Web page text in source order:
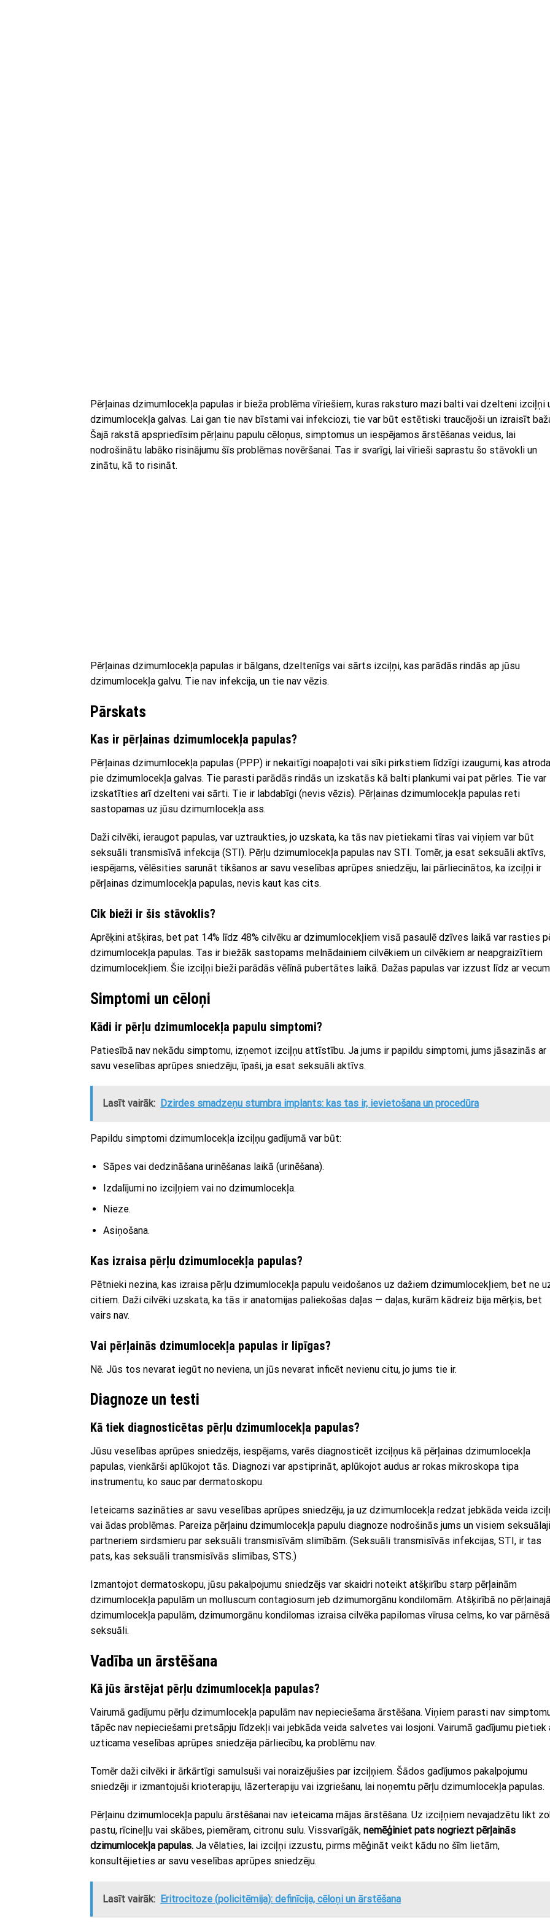
Pērļainas dzimumlocekļa papulas ir bieža problēma vīriešiem, kuras raksturo mazi balti vai dzelteni izciļņi
dzimumlocekļa galvas. Lai gan tie nav bīstami vai infekciozi, tie var būt estētiski traucējoši un izraisīt
Šajā rakstā apspriedīsim pērļainu papulu cēloņus, simptomus un iespējamos ārstēšanas veidus, lai
nodrošinātu labāko risinājumu šīs problēmas novēršanai. Tas ir svarīgi, lai vīrieši saprastu šo stāvokli un
zinātu, kā to risināt.
Pērļainas dzimumlocekļa papulas ir bālgans, dzeltenīgs vai sārts izciļņi, kas parādās rindās ap jūsu
dzimumlocekļa galvu. Tie nav infekcija, un tie nav vēzis.
Pārskats
Kas ir pērļainas dzimumlocekļa papulas?
Pērļainas dzimumlocekļa papulas (PPP) ir nekaitīgi noapaļoti vai sīki pirkstiem līdzīgi izaugumi, kas
pie dzimumlocekļa galvas. Tie parasti parādās rindās un izskatās kā balti plankumi vai pat pērles. Tie var
izskatīties arī dzelteni vai sārti. Tie ir labdabīgi (nevis vēzis). Pērļainas dzimumlocekļa papulas reti
sastopamas uz jūsu dzimumlocekļa ass.
Daži cilvēki, ieraugot papulas, var uztraukties, jo uzskata, ka tās nav pietiekami tīras vai viņiem var būt
seksuāli transmisīvā infekcija (STI). Pērļu dzimumlocekļa papulas nav STI. Tomēr, ja esat seksuāli aktīvs,
iespējams, vēlēsities sarunāt tikšanos ar savu veselības aprūpes sniedzēju, lai pārliecinātos, ka izciļņi ir
pērļainas dzimumlocekļa papulas, nevis kaut kas cits.
Cik bieži ir šis stāvoklis?
Aprēķini atšķiras, bet pat 14% līdz 48% cilvēku ar dzimumlocekļiem visā pasaulē dzīves laikā var rasties
dzimumlocekļa papulas. Tas ir biežāk sastopams melnādainiem cilvēkiem un cilvēkiem ar neapgraizītiem
dzimumlocekļiem. Šie izciļņi bieži parādās vēlīnā pubertātes laikā. Dažas papulas var izzust līdz ar
Simptomi un cēloņi
Kādi ir pērļu dzimumlocekļa papulu simptomi?
Patiesībā nav nekādu simptomu, izņemot izciļņu attīstību. Ja jums ir papildu simptomi, jums jāsazinās ar
savu veselības aprūpes sniedzēju, īpaši, ja esat seksuāli aktīvs.
Lasīt vairāk: Dzirdes smadzeņu stumbra implants: kas tas ir, ievietošana un procedūra
Papildu simptomi dzimumlocekļa izciļņu gadījumā var būt:
Sāpes vai dedzināšana urinēšanas laikā (urinēšana).
Izdalījumi no izciļņiem vai no dzimumlocekļa.
Nieze.
Asiņošana.
Kas izraisa pērļu dzimumlocekļa papulas?
Pētnieki nezina, kas izraisa pērļu dzimumlocekļa papulu veidošanos uz dažiem dzimumlocekļiem, bet ne
citiem. Daži cilvēki uzskata, ka tās ir anatomijas paliekošas daļas — daļas, kurām kādreiz bija mērķis, bet
vairs nav.
Vai pērļainās dzimumlocekļa papulas ir lipīgas?
Nē. Jūs tos nevarat iegūt no neviena, un jūs nevarat inficēt nevienu citu, jo jums tie ir.
Diagnoze un testi
Kā tiek diagnosticētas pērļu dzimumlocekļa papulas?
Jūsu veselības aprūpes sniedzējs, iespējams, varēs diagnosticēt izciļņus kā pērļainas dzimumlocekļa
papulas, vienkārši aplūkojot tās. Diagnozi var apstiprināt, aplūkojot audus ar rokas mikroskopa tipa
instrumentu, ko sauc par dermatoskopu.
Ieteicams sazināties ar savu veselības aprūpes sniedzēju, ja uz dzimumlocekļa redzat jebkāda veida
vai ādas problēmas. Pareiza pērļainu dzimumlocekļa papulu diagnoze nodrošinās jums un visiem
partneriem sirdsmieru par seksuāli transmisīvām slimībām. (Seksuāli transmisīvās infekcijas, STI, ir tas
pats, kas seksuāli transmisīvās slimības, STS.)
Izmantojot dermatoskopu, jūsu pakalpojumu sniedzējs var skaidri noteikt atšķirību starp pērļainām
dzimumlocekļa papulām un molluscum contagiosum jeb dzimumorgānu kondilomām. Atšķirībā no
dzimumlocekļa papulām, dzimumorgānu kondilomas izraisa cilvēka papilomas vīrusa celms, ko var
seksuāli.
Vadība un ārstēšana
Kā jūs ārstējat pērļu dzimumlocekļa papulas?
Vairumā gadījumu pērļu dzimumlocekļa papulām nav nepieciešama ārstēšana. Viņiem parasti nav
tāpēc nav nepieciešami pretsāpju līdzekļi vai jebkāda veida salvetes vai losjoni. Vairumā gadījumu pietiek
uzticama veselības aprūpes sniedzēja pārliecību, ka problēmu nav.
Tomēr daži cilvēki ir ārkārtīgi samulsuši vai noraizējušies par izciļņiem. Šādos gadījumos pakalpojumu
sniedzēji ir izmantojuši krioterapiju, lāzerterapiju vai izgriešanu, lai noņemtu pērļu dzimumlocekļa papulas.
Pērļainu dzimumlocekļa papulu ārstēšanai nav ieteicama mājas ārstēšana. Uz izciļņiem nevajadzētu likt
pastu, rīcineļļu vai skābes, piemēram, citronu sulu. Vissvarīgāk, nemēģiniet pats nogriezt pērļainās
dzimumlocekļa papulas. Ja vēlaties, lai izciļņi izzustu, pirms mēģināt veikt kādu no šīm lietām,
konsultējieties ar savu veselības aprūpes sniedzēju.
Lasīt vairāk: Eritrocitoze (policitēmija): definīcija, cēloņi un ārstēšana